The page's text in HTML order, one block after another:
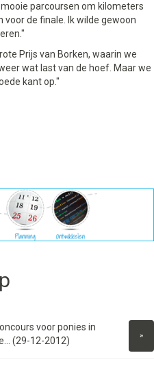
parcoursen om kilometers
de finale. Ik wilde gewoon
Prijs van Borken, waarin we
wat last van de hoef. Maar we
kant op."
»
voor ponies in
(29-12-2012)